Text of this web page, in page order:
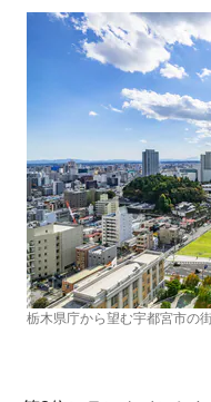
栃木県庁から望む宇都宮市の